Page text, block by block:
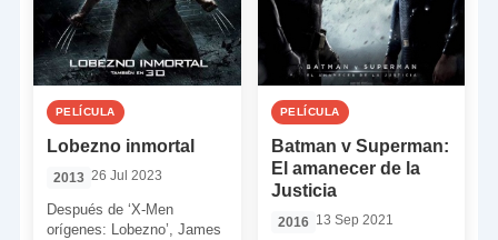
PELÍCULA
Lobezno inmortal
2013 26 Jul 2023
Después de ‘X-Men
orígenes: Lobezno’, James
PELÍCULA
Batman v Superman:
El amanecer de la
Justicia
2016 13 Sep 2021